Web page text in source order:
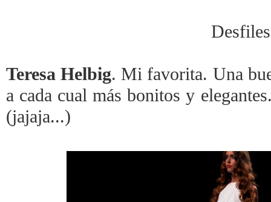
Teresa Helbig. Mi favorita. Una
a cada cual más bonitos y
(jajaja...)